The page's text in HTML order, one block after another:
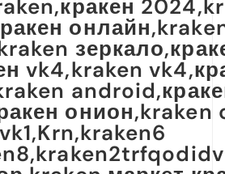
vk4,kraken